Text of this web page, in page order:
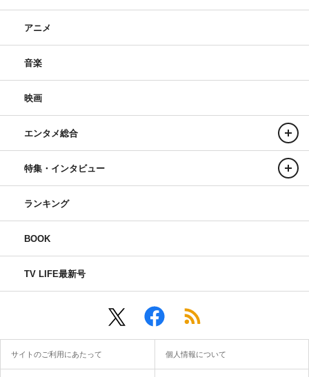
アニメ
音楽
映画
エンタメ総合
特集・インタビュー
ランキング
BOOK
TV LIFE最新号
サイトのご利用にあたって 個人情報について